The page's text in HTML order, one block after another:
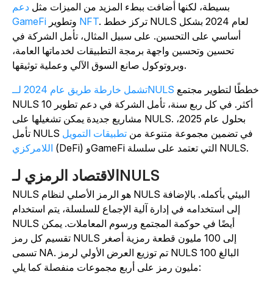
بسيطة، لكنها أضافت ببطء المزيد من الميزات مثلدعم
GameFi
وتطويرNFT. تركز خطط NULS لعام 2024 بشكل
أساسي على التحسين. على سبيل المثال، تأمل الشركة في
تحسين وتحسين واجهة برمجة التطبيقات لخدماتها العامة،
تشمل خارطة طريق عام 2024 لــNULSخططًا لتطوير مجتمع
NULS أكثر. في كل ربع سنة، تأمل الشركة في دعم تطوير 10
مشاريع جديدة يمكن تشغيلها على NULS. بحلول عام 2025،
تأمل NULS في تضمين مجموعة متنوعة من تطبيقات التمويل
اللامركزي
(DeFi) وGameFi التي تعتمد على سلسلة NULS.
الاقتصاد الرمزي لـNULS
NULS هو الرمز الأصلي لنظام NULS البيئي بأكمله. بالإضافة
إلى استخدامه في إدارة آلية الإجماع للسلسلة، يتم استخدام
NULS أيضًا في حوكمة المجتمع ورسوم المعاملات. يمكن
تقسيم كل رمز NULS إلى 100 مليون قطعة رمزية أصغر
تسمى NA. تم توزيع العرض الأولي لرمز NULS البالغ 100